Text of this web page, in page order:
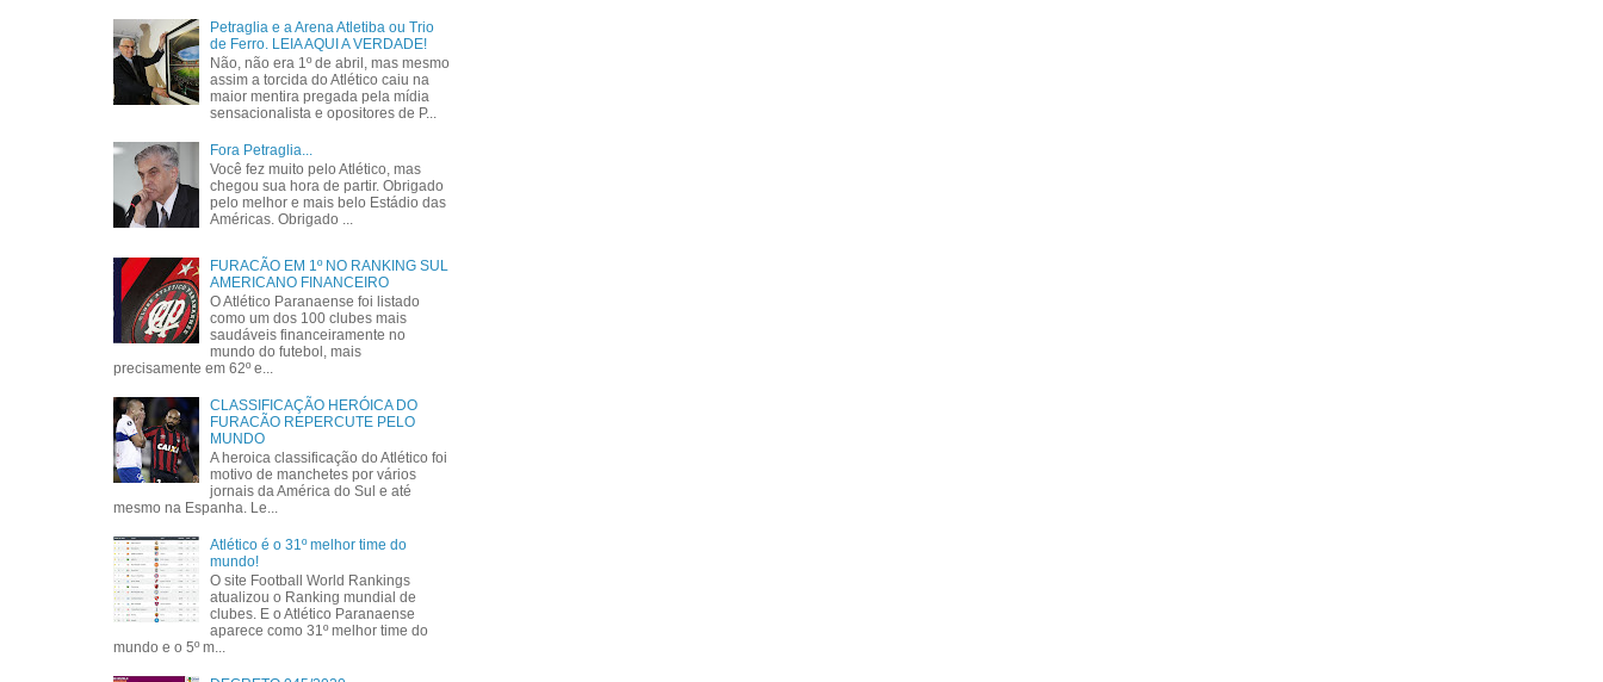
Petraglia e a Arena Atletiba ou Trio
de Ferro. LEIA AQUI A VERDADE!
Não, não era 1º de abril, mas mesmo
assim a torcida do Atlético caiu na
maior mentira pregada pela mídia
sensacionalista e opositores de P...
Fora Petraglia...
Você fez muito pelo Atlético, mas
chegou sua hora de partir. Obrigado
pelo melhor e mais belo Estádio das
Américas. Obrigado ...
FURACÃO EM 1º NO RANKING SUL
AMERICANO FINANCEIRO
O Atlético Paranaense foi listado
como um dos 100 clubes mais
saudáveis financeiramente no
mundo do futebol, mais
precisamente em 62º e...
CLASSIFICAÇÃO HERÓICA DO
FURACÃO REPERCUTE PELO
MUNDO
A heroica classificação do Atlético foi
motivo de manchetes por vários
jornais da América do Sul e até
mesmo na Espanha. Le...
Atlético é o 31º melhor time do
mundo!
O site Football World Rankings
atualizou o Ranking mundial de
clubes. E o Atlético Paranaense
aparece como 31º melhor time do
mundo e o 5º m...